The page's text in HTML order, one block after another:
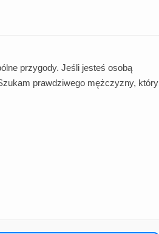
przygody. Jeśli jesteś osobą
prawdziwego mężczyzny, który